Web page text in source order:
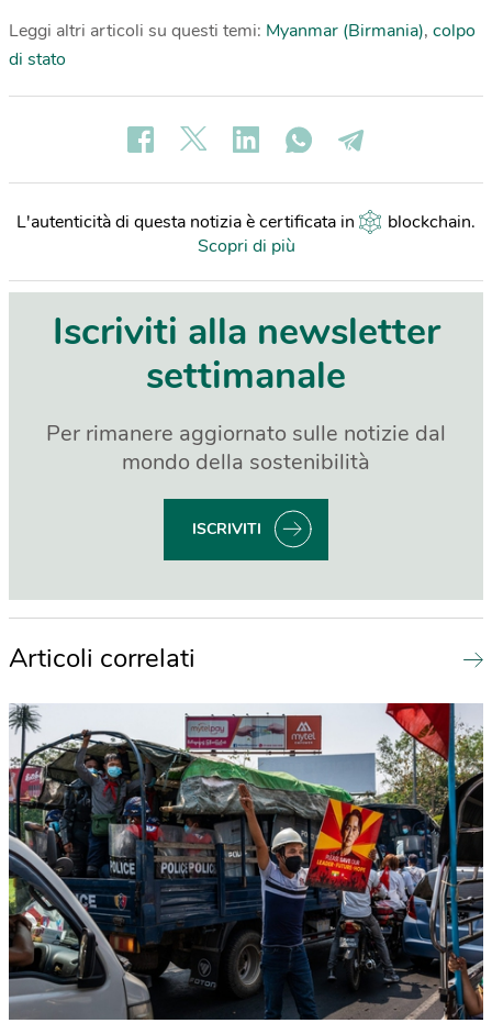
Leggi altri articoli su questi temi: Myanmar (Birmania), colpo
di stato
L'autenticità di questa notizia è certificata in blockchain.
Scopri di più
Iscriviti alla newsletter
settimanale
Per rimanere aggiornato sulle notizie dal
mondo della sostenibilità
ISCRIVITI
Articoli correlati